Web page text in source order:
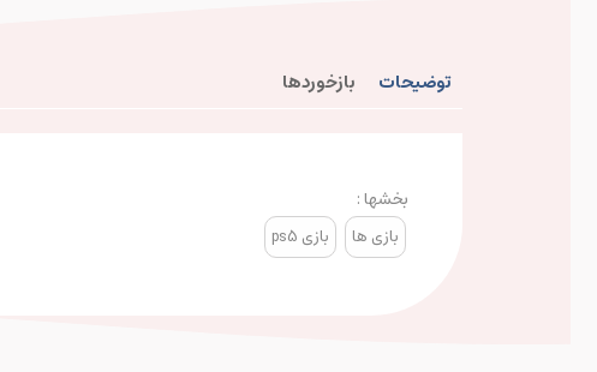
توضیحات بازخوردها
بخشها :
بازی ها بازی ps5